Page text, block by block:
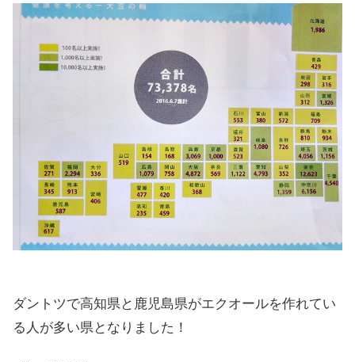
ダントツで高知県と鹿児島県がエクオールを作れてい
る人が多い県となりました！